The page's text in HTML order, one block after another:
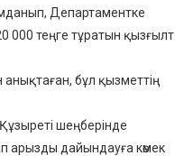
Департаментке
000 теңге тұратын қызғылт
анықтаған, бұл қызметтің
шеңберінде
арызды дайындауға көмек